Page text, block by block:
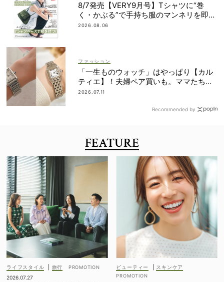
8/7発売【VERY9月号】Tシャツに“巻
く・かぶる”で手持ち服のマンネリを即解
決！
2026.08.06
ファッション
「一生ものウォッチ」はやっぱり【カル
ティエ】！夫婦ペア買いも。ママたちが
リアルに選んだモデル
2026.07.11
Recommended by
FEATURE
ライフスタイル
旅行
2026.07.27
ビューティー スキンケア